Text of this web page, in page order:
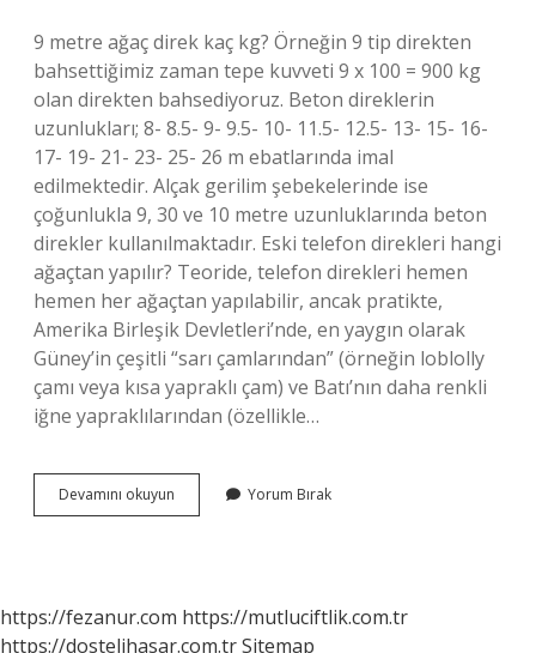
9 metre ağaç direk kaç kg? Örneğin 9 tip direkten
bahsettiğimiz zaman tepe kuvveti 9 x 100 = 900 kg
olan direkten bahsediyoruz. Beton direklerin
uzunlukları; 8- 8.5- 9- 9.5- 10- 11.5- 12.5- 13- 15- 16-
17- 19- 21- 23- 25- 26 m ebatlarında imal
edilmektedir. Alçak gerilim şebekelerinde ise
çoğunlukla 9, 30 ve 10 metre uzunluklarında beton
direkler kullanılmaktadır. Eski telefon direkleri hangi
ağaçtan yapılır? Teoride, telefon direkleri hemen
hemen her ağaçtan yapılabilir, ancak pratikte,
Amerika Birleşik Devletleri’nde, en yaygın olarak
Güney’in çeşitli “sarı çamlarından” (örneğin loblolly
çamı veya kısa yapraklı çam) ve Batı’nın daha renkli
iğne yapraklılarından (özellikle…
Devamını okuyun
Telefon
Yorum Bırak
https://fezanur.com https://mutluciftlik.com.tr
https://dostelihasar.com.trSitemap